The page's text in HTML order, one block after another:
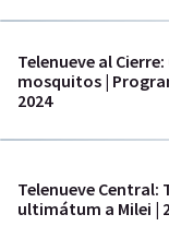
Telenueve al
mosquitos |
2024
Telenueve Central:
ultimátum a Milei |